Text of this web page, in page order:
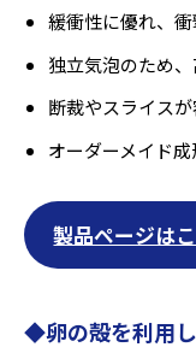
緩衝性に優れ、
独立気泡のため
断裁やスライス
オーダーメイド
製品ページは
◆卵の殻を利用